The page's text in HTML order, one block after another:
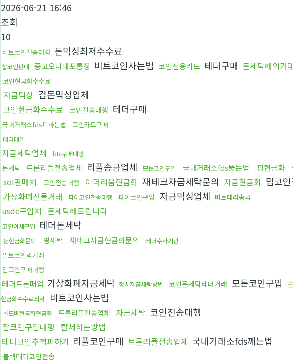
2026-06-21 16:46
조회
10
비트코인전송대행 돈믹싱최저수수료
잡코인판매 중고오다대포통장 비트코인사는법 코인신용카드 테더구매 돈세탁해외거
코인현금화수수료
자금믹싱 검돈믹싱업체
코인현금화수수료 코인전송대행 테더구매
국내거래소fds피하는법 코인카드구매
테더매입
자금세탁업체 btc구매대행
돈세탁 트론리플전송업체 리플송금업체 모든코인구입 국내거래소fds뚫는법 핑현금화
sol판매처 코인전송대행 이더리움현금화 재테크자금세탁문의 자금현금화 밈코
가상화폐선물거래 파이코인전송대행 파이코인구입 자금믹싱업체 비트대리송금
usdc구입처 돈세탁해드립니다
코인이체구입 테더돈세탁
돈현금화문의 핑세탁 재테크자금현금화문의 테더수사기관
알트코인퀵거래
밈코인구매대행
테더트론매입 가상화폐자금세탁 정치자금세탁방법 코인돈세탁테더거래 모든코인구입
현금화수수료최저 비트코인사는법
골드바현금화현금화 트론리플전송업체 자금세탁 코인전송대행
잡코인구입대행
탈세하는방법
테더코인추척피하기 리플코인구매 트론리플전송업체 국내거래소fds깨는법
블랙테더코인전송